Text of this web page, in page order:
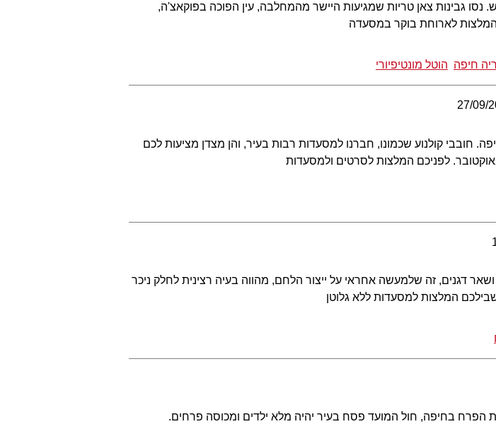
גבינות צאן טריות שמגיעות היישר מהמחלבה, עין הפוכה בפוקאצ'ה,
המלצות לארוחת בוקר במסעדה
חיפה הוטל מונטיפיורי
27/09/
ייפתח פסטיבל הסרטים הבינלאומי ה-28 בחיפה. חובבי קולנוע שכמונו, חברנו למסעדות רבות בעיר, והן מצדן מציעות לכם
דגנים, זה שלמעשה אחראי על ייצור הלחם, מהווה בעיה רצינית לחלק ניכר
המלצות למסעדות ללא גלוטן
הפרח בחיפה, חול המועד פסח בעיר יהיה מלא ילדים ומכוסה פרחים.